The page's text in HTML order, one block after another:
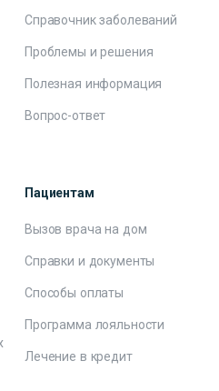
Справочник заболеваний
Проблемы и решения
Полезная информация
Вопрос-ответ
Пациентам
Вызов врача на дом
Справки и документы
Способы оплаты
Программа лояльности
Лечение в кредит